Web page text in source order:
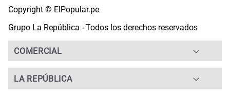
Copyright © ElPopular.pe
Grupo La República - Todos los derechos reservados
COMERCIAL
Jennifer Sernaque
LA REPÚBLICA